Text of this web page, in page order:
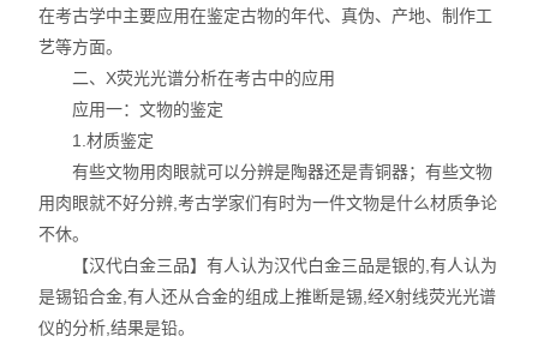
镀层测厚仪/膜厚仪
维修国内、国外ROHS检测仪
口罩设备
光谱仪
气质联用仪
在考古学中主要应用在鉴定古物的年代、真伪、产地、制作工
艺等方面。
二、X荧光光谱分析在考古中的应用
应用一：文物的鉴定
1.材质鉴定
有些文物用肉眼就可以分辨是陶器还是青铜器；有些文物
用肉眼就不好分辨,考古学家们有时为一件文物是什么材质争论
不休。
【汉代白金三品】有人认为汉代白金三品是银的,有人认为
是锡铅合金,有人还从合金的组成上推断是锡,经X射线荧光光谱
仪的分析,结果是铅。